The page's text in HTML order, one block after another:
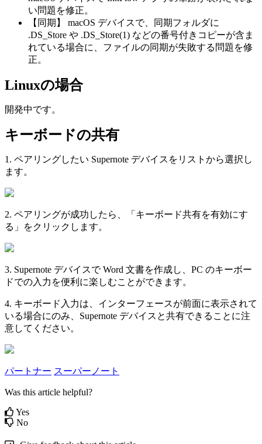
い問題 を修正。
【 同期 】 macOS デバイ スで、 同期フ ォ ルダに
.DS_Store や .DS_Store(1) などの番号付き コ ピーが含 ま
れている場合に フ ァイ ルの同期が失敗する 問題 を修
正。
Linuxの場合
開発中です。
キーボー ドの共有
1 . ペア リ ングしたい Supernote デバイ ス を リ ス ト から選択 し
ま す。
2. ペア リ ングが成功 した ら 「 キーボー ド共有を有効にす
る 」 をク リ ッ ク し ま す。
3. Supernote デバイ スで Word 文書を作成し PC のキーボー
ドでの入 力 を便利 に楽 しむこ と ができ ま す。
4. キーボー ド 入 力は イ ンターフ ェ ースが前面に表示されて
いる場合にのみ Supernote デバイ ス と共有でき る こ と に注
意して く ださ い。
パートナー スーパーノート
Was this article helpful?
Yes
No